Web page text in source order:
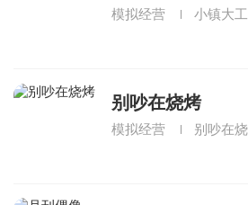
模拟经营 小镇大
别吵在烧烤
模拟经营 别吵在